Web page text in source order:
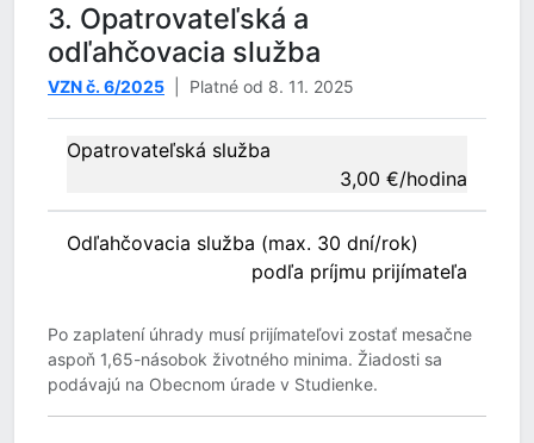
3. Opatrovateľská a
odľahčovacia služba
VZN č. 6/2025 | Platné od 8. 11. 2025
Opatrovateľská služba
3,00 €/hodina
Odľahčovacia služba (max. 30 dní/rok)
podľa príjmu prijímateľa
Po zaplatení úhrady musí prijímateľovi zostať mesačne
aspoň 1,65-násobok životného minima. Žiadosti sa
podávajú na Obecnom úrade v Studienke.